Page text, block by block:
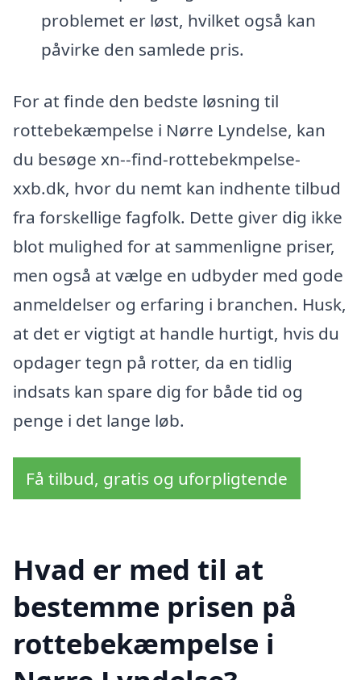
problemet er løst, hvilket også kan
påvirke den samlede pris.
For at finde den bedste løsning til
rottebekæmpelse i Nørre Lyndelse, kan
du besøge xn--find-rottebekmpelse-
xxb.dk, hvor du nemt kan indhente tilbud
fra forskellige fagfolk. Dette giver dig ikke
blot mulighed for at sammenligne priser,
men også at vælge en udbyder med gode
anmeldelser og erfaring i branchen. Husk,
at det er vigtigt at handle hurtigt, hvis du
opdager tegn på rotter, da en tidlig
indsats kan spare dig for både tid og
penge i det lange løb.
Få tilbud, gratis og uforpligtende
Hvad er med til at
bestemme prisen på
rottebekæmpelse i